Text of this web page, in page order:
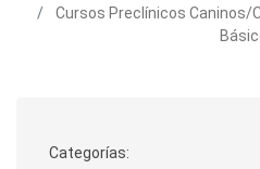
Cursos Preclínicos Caninos/
Categorías: